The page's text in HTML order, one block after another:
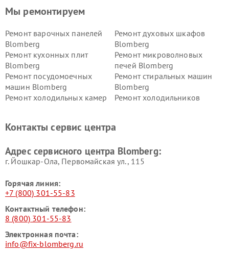
Мы ремонтируем
Ремонт варочных панелей
Blomberg
Ремонт духовых шкафов
Blomberg
Ремонт кухонных плит
Blomberg
Ремонт микроволновых
печей Blomberg
Ремонт посудомоечных
машин Blomberg
Ремонт стиральных машин
Blomberg
Ремонт холодильных камер
Ремонт холодильников
Контакты сервис центра
Адрес сервисного центра Blomberg:
г. Йошкар-Ола, Первомайская ул., 115
Горячая линия:
+7 (800) 301-55-83
Контактный телефон:
8 (800) 301-55-83
Электронная почта:
info@fix-blomberg.ru